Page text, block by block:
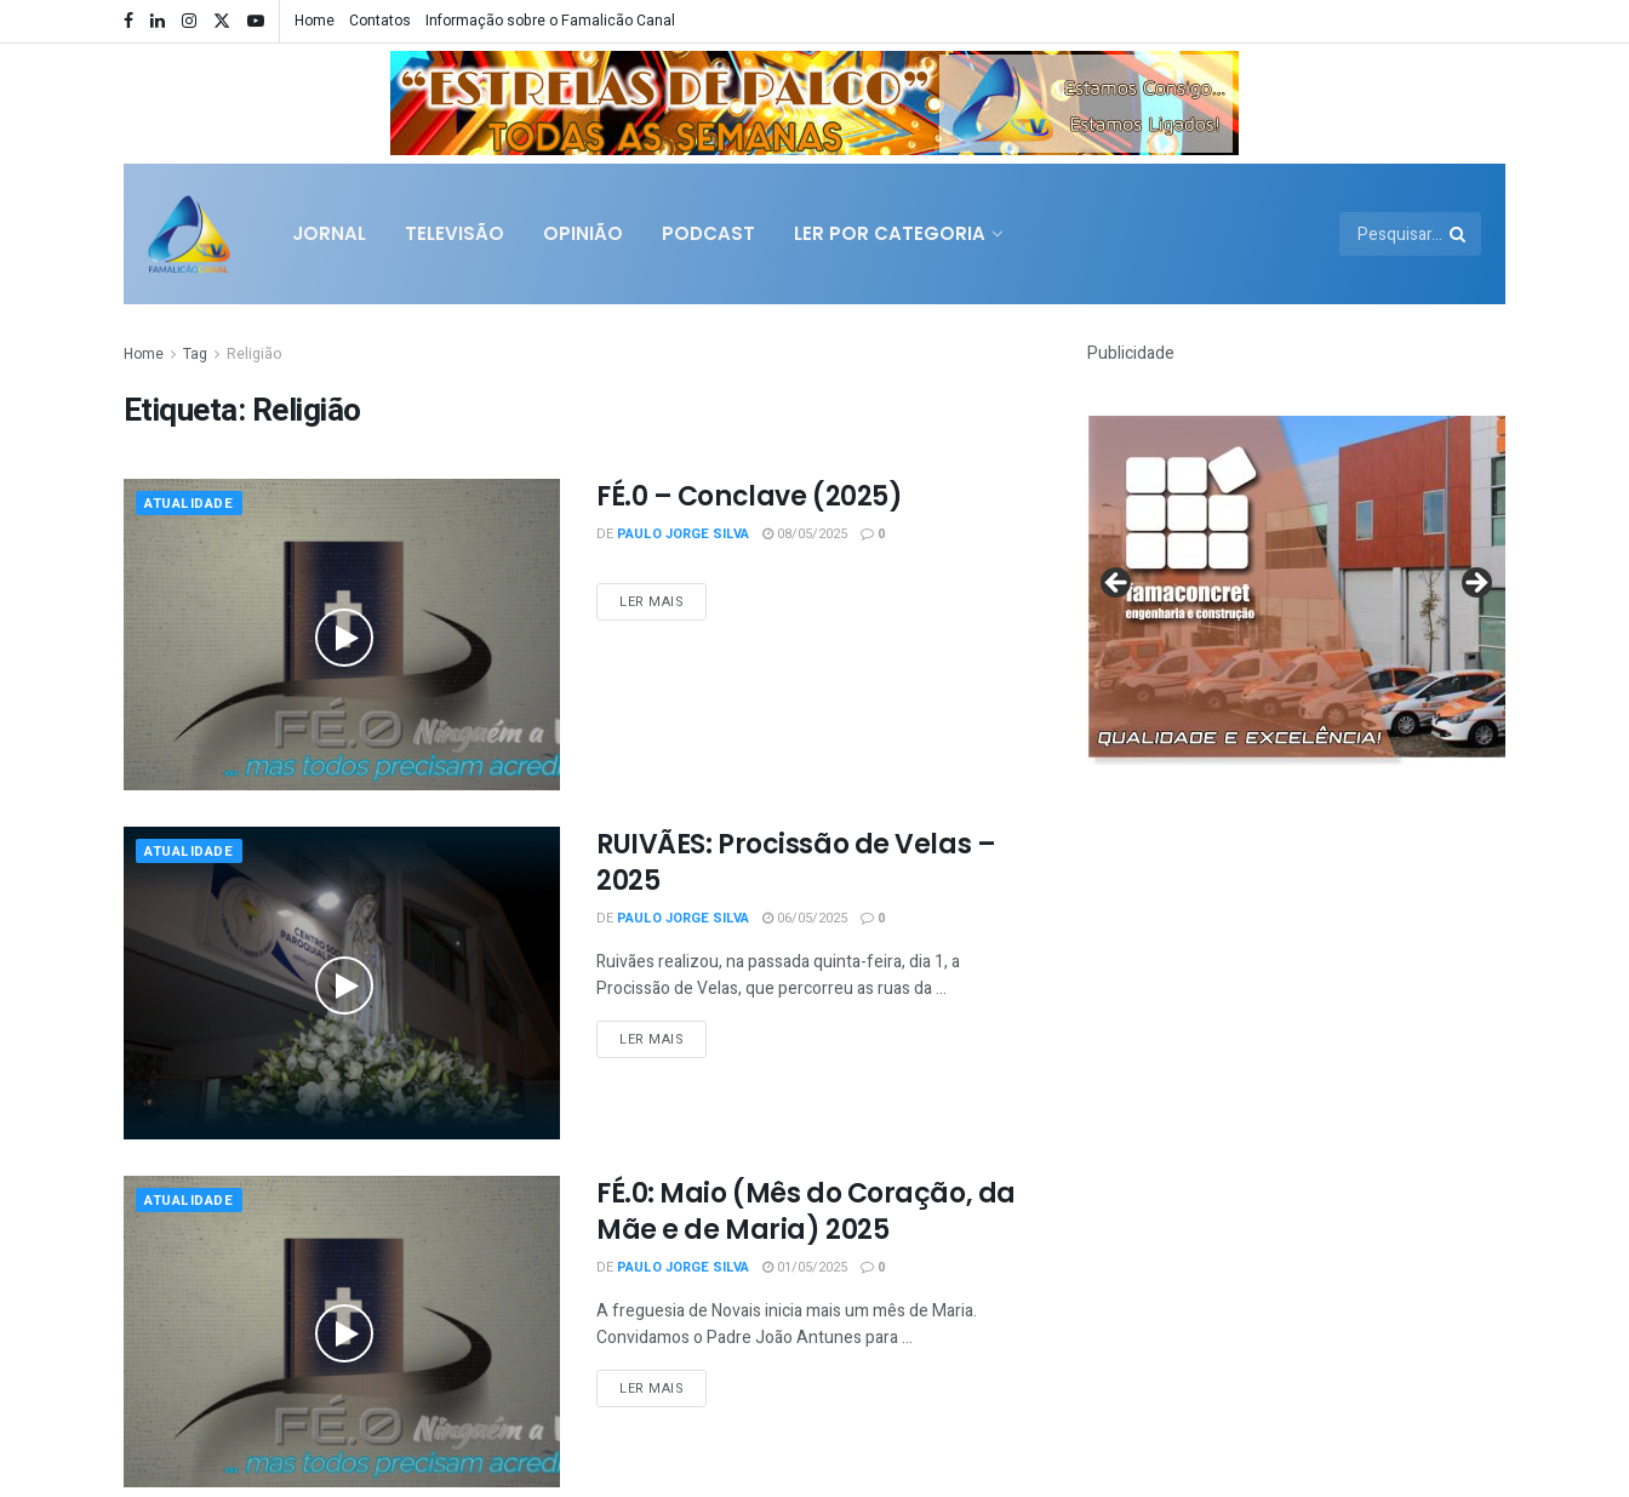
Home Contatos Informação sobre o Famalicão Canal
JORNAL TELEVISÃO OPINIÃO PODCAST LER POR CATEGORIA
Home Tag Religião
Etiqueta: Religião
ATUALIDADE FÉ.0 – Conclave (2025)
DE PAULO JORGE SILVA 08/05/2025 0
LER MAIS
ATUALIDADE
RUIVÃES: Procissão de Velas –
2025
DE PAULO JORGE SILVA 06/05/2025 0
Ruivães realizou, na passada quinta-feira, dia 1, a
Procissão de Velas, que percorreu as ruas da ...
LER MAIS
ATUALIDADE
FÉ.0: Maio (Mês do Coração, da
Mãe e de Maria) 2025
DE PAULO JORGE SILVA 01/05/2025 0
A freguesia de Novais inicia mais um mês de Maria.
Convidamos o Padre João Antunes para ...
LER MAIS
Publicidade